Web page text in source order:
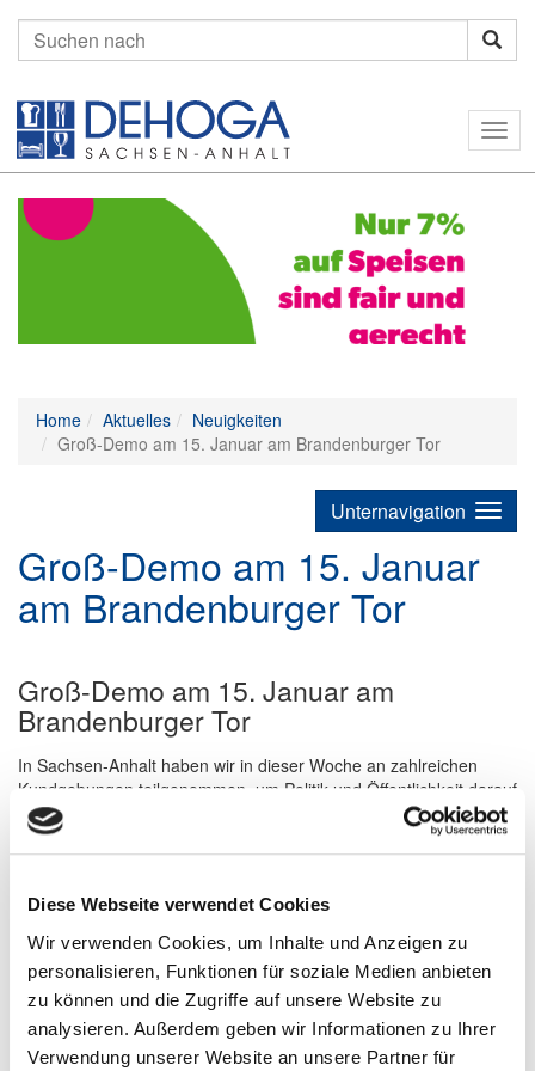
Diese Webseite verwendet Cookies
Wir verwenden Cookies, um Inhalte und Anzeigen zu
personalisieren, Funktionen für soziale Medien anbieten
zu können und die Zugriffe auf unsere Website zu
analysieren. Außerdem geben wir Informationen zu Ihrer
Verwendung unserer Website an unsere Partner für
nach:
Home Aktuelles
Neuigkeiten
Groß-Demo am 15. Januar am Brandenburger Tor
Unternavigation
Groß-Demo am 15. Januar
am Brandenburger Tor
Groß-Demo am 15. Januar am
Brandenburger Tor
In Sachsen-Anhalt haben wir in dieser Woche an zahlreichen
Kundgebungen teilgenommen, um Politik und Öffentlichkeit darauf
aufmerksam zu machen, dass Steuerhöhungen und
Subventionsstreichungen existenzbedrohend und nicht
zukunftsfähig sind.
Am 15. Januar findet als Abschlussaktion der bundesweiten
gegen geplante und bereits realisierte politische Belastungen
statt. Auch hier möchten wir uns gemeinsam mit den Kollegen aus
allen allen Landesverbänden und dem Bundesverband solidarisch
an der Seite der Bauern zeigen und rufen unsere Mitglieder zur
Beteiligung auf. Alle Gastgeber des Landes sind dazu aufgerufen,